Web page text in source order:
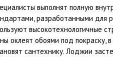
выполнят полную
разработанными для
высокотехнологичные
оклеят обоями под покраску,
сантехнику. Лоджии